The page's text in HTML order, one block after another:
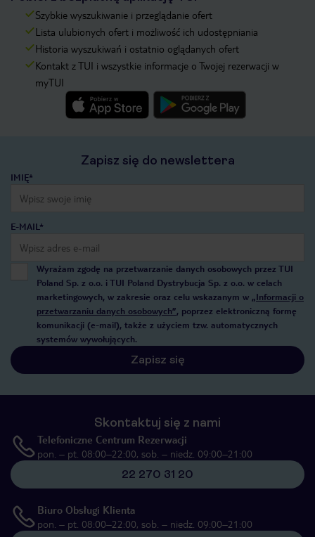
Szybkie wyszukiwanie i przeglądanie ofert
Lista ulubionych ofert i możliwość ich udostępniania
Historia wyszukiwań i ostatnio oglądanych ofert
Kontakt z TUI i wszystkie informacje o Twojej rezerwacji w
myTUI
Zapisz się do newslettera
IMIĘ*
E-MAIL*
Wyrażam zgodę na przetwarzanie danych osobowych przez TUI
Poland Sp. z o.o. i TUI Poland Dystrybucja Sp. z o.o. w celach
marketingowych, w zakresie oraz celu wskazanym w „Informacji o
przetwarzaniu danych osobowych”, poprzez elektroniczną formę
komunikacji (e-mail), także z użyciem tzw. automatycznych
systemów wywołujących.
Zapisz się
Skontaktuj się z nami
Telefoniczne Centrum Rezerwacji
pon. – pt. 08:00–22:00, sob. – niedz. 09:00–21:00
22 270 31 20
Biuro Obsługi Klienta
pon. – pt. 08:00–22:00, sob. – niedz. 09:00–21:00